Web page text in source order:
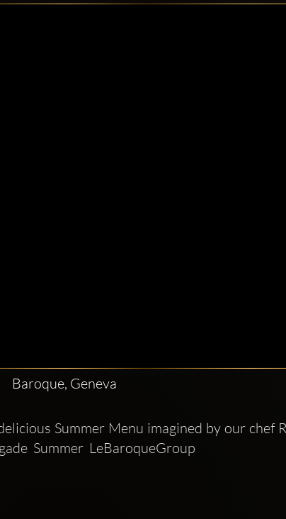
Baroque, Geneva
Summer Menu imagined by our chef
Summer  LeBaroqueGroup